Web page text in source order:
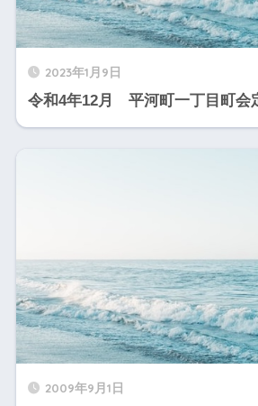
2023年1月9日
令和4年12月 平河町一丁目町会
2009年9月1日